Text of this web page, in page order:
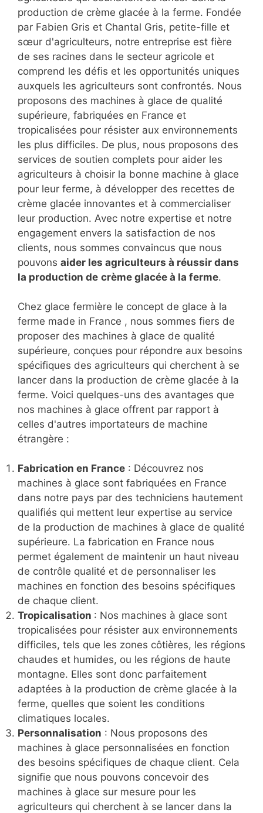
Glace fermière est un service de la Sarl Gris est
une entreprise française spécialisée dans la
fabrication de machines à glace pour les
agriculteurs qui souhaitent se lancer dans la
production de crème glacée à la ferme. Fondée
par Fabien Gris et Chantal Gris, petite-fille et
sœur d'agriculteurs, notre entreprise est fière
de ses racines dans le secteur agricole et
comprend les défis et les opportunités uniques
auxquels les agriculteurs sont confrontés. Nous
proposons des machines à glace de qualité
supérieure, fabriquées en France et
tropicalisées pour résister aux environnements
les plus difficiles. De plus, nous proposons des
services de soutien complets pour aider les
agriculteurs à choisir la bonne machine à glace
pour leur ferme, à développer des recettes de
leur production. Avec notre expertise et notre
engagement envers la satisfaction de nos
clients, nous sommes convaincus que nous
pouvonsaider les agriculteurs à réussir dans
la production de crème glacée à la ferme .
Chez glace fermière le concept de glace à la
ferme made in France , nous sommes fiers de
proposer des machines à glace de qualité
supérieure, conçues pour répondre aux besoins
lancer dans la production de crème glacée à la
ferme. Voici quelques-uns des avantages que
nos machines à glace offrent par rapport à
celles d'autres importateurs de machine
étrangère :
Fabrication en France: Découvrez nos
machines à glace sont fabriquées en France
dans notre pays par des techniciens hautement
qualifiés qui mettent leur expertise au service
de la production de machines à glace de qualité
supérieure. La fabrication en France nous
permet également de maintenir un haut niveau
de contrôle qualité et de personnaliser les
machines en fonction des besoins spécifiques
de chaque client.
Tropicalisation: Nos machines à glace sont
tropicalisées pour résister aux environnements
difficiles, tels que les zones côtières, les régions
chaudes et humides, ou les régions de haute
montagne. Elles sont donc parfaitement
adaptées à la production de crème glacée à la
ferme, quelles que soient les conditions
climatiques locales.